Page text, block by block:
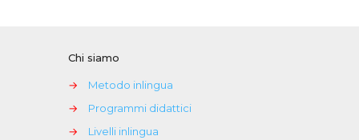
a
254,00 €
Chi siamo
→
Metodo inlingua
→
Programmi didattici
→
Livelli inlingua